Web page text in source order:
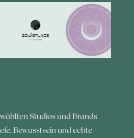
Studios und Brands
Bewusstsein und echte